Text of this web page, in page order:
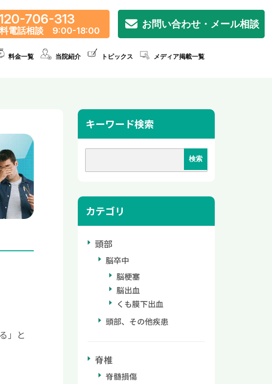
706-313
電話相談 9:00-18:00
お問い合わせ・メール相談
料金一覧 当院紹介 トピックス メディア掲載一覧
」と
キーワード検索
カテゴリ
頭部
脳卒中
脳梗塞
脳出血
くも膜下出血
頭部、その他疾患
脊椎
脊髄損傷